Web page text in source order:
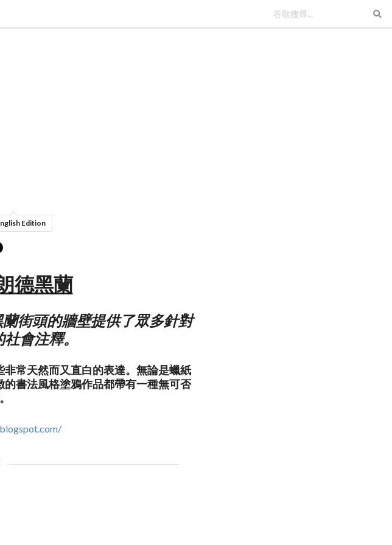
Edition
德黑蘭
街頭的牆壁提供了眾多針對
會注釋。
常天然而又直白的表達。無論是蠟紙
書法風格塗鴉作品都帶有一種無可否